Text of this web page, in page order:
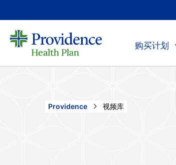
购买计划
Providence Current:
视频库